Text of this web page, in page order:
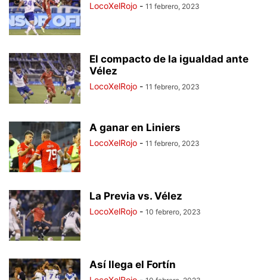
LocoXelRojo - 11 febrero, 2023
El compacto de la igualdad ante
Vélez
LocoXelRojo - 11 febrero, 2023
A ganar en Liniers
LocoXelRojo - 11 febrero, 2023
La Previa vs. Vélez
LocoXelRojo - 10 febrero, 2023
Así llega el Fortín